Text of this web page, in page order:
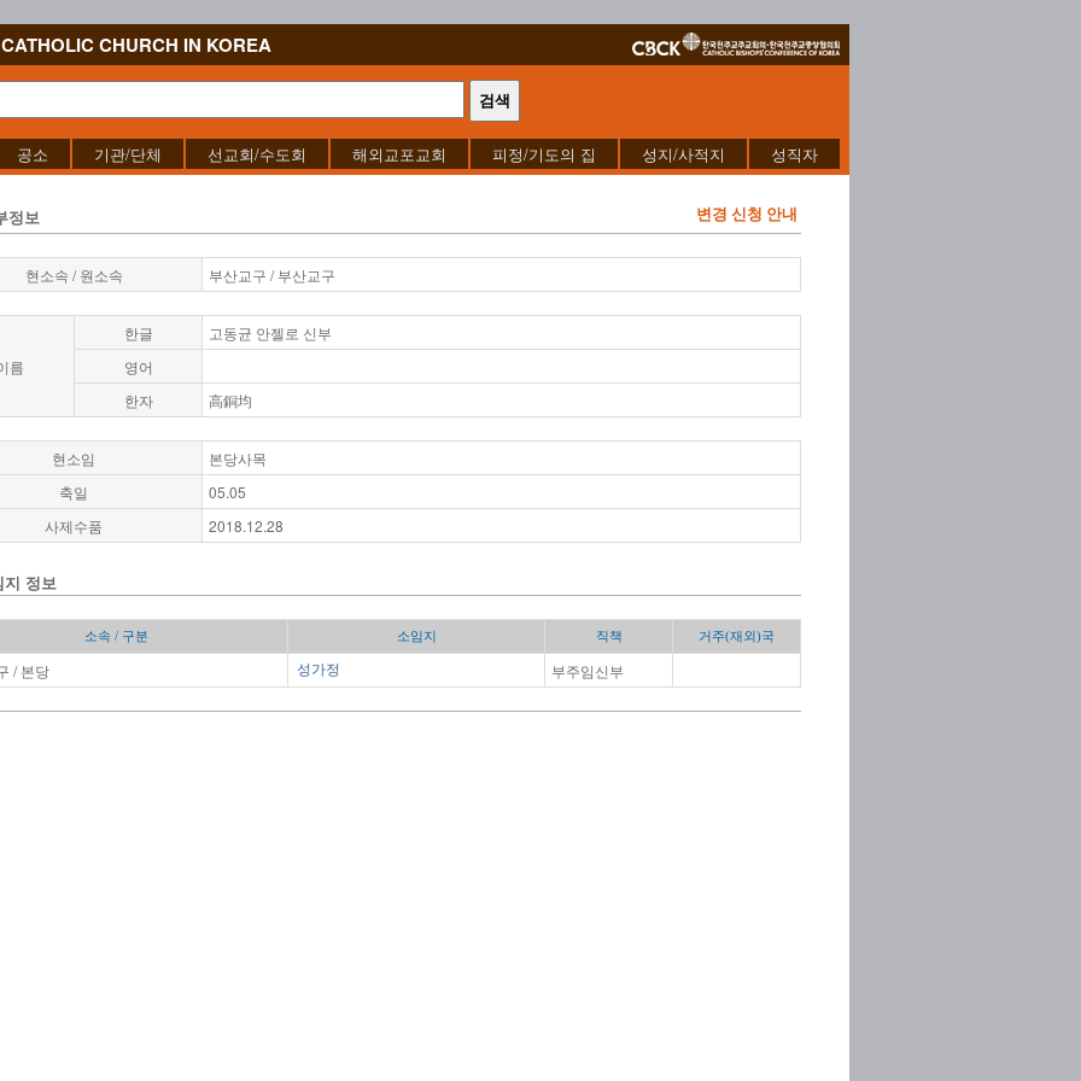
CHURCH IN KOREA
공소 기관/단체 선교회/수도회 해외교포교회 피정/기도의 집 성지/사적지 성직자
정보 변경 신청 안내
현소속 / 원소속 부산교구 / 부산교구
름
한글
고동균 안젤로 신부
영어
한자
高銅均
현소임
본당사목
축일
05.05
사제수품
2018.12.28
지 정보
소속 / 구분 소임지 직책 거주(재외)국
/ 본당 성가정 부주임신부